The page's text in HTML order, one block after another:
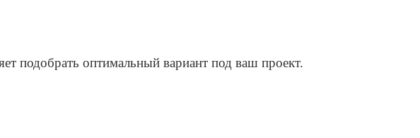
подобрать оптимальный вариант под ваш проект.